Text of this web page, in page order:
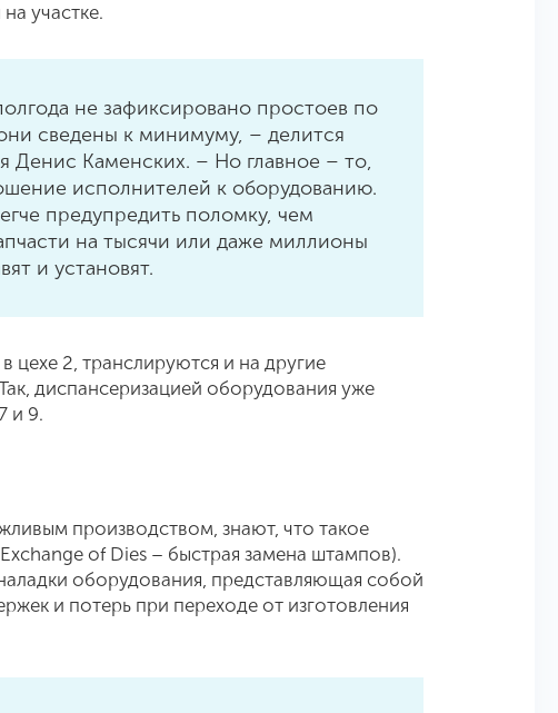
участке.
не зафиксировано простоев по
сведены к минимуму, – делится
Денис Каменских. – Но главное – то,
исполнителей к оборудованию.
предупредить поломку, чем
на тысячи или даже миллионы
и установят.
цехе 2, транслируются и на другие
диспансеризацией оборудования уже
и 9.
производством, знают, что такое
of Dies – быстрая замена штампов).
оборудования, представляющая собой
и потерь при переходе от изготовления